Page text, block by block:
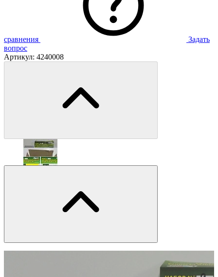
сравнения
Задать
вопрос
Артикул: 4240008